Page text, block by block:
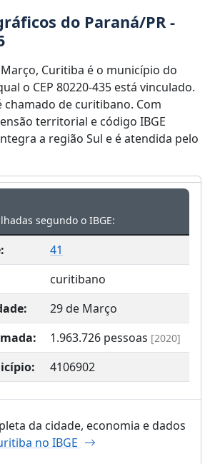
do Paraná/PR -
Curitiba é o município do
o CEP 80220-435 está vinculado.
chamado de curitibano. Com
territorial e código IBGE
a região Sul e é atendida pelo
segundo o IBGE:
41
curitibano
29 de Março
1.963.726 pessoas [2020]
4106902
da cidade, economia e dados
no IBGE